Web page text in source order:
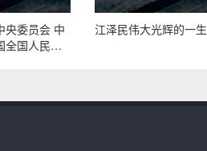
央委员会 中
全国人民代
江泽民伟大光辉的一生